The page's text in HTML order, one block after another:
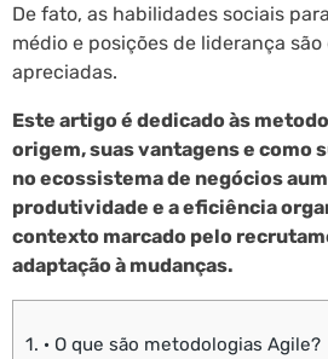
De fato, as habilidades sociais
médio e posições de liderança
apreciadas.
Este artigo é dedicado às
origem, suas vantagens e como
no ecossistema de negócios
produtividade e a eficiência
contexto marcado pelo
adaptação à mudanças.
1. · O que são metodologias Agile?